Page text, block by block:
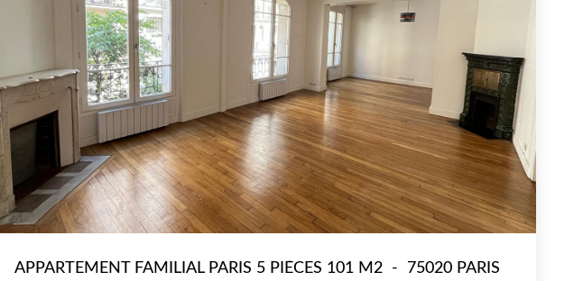
APPARTEMENT FAMILIAL PARIS 5 PIÈCES 101 M2 - 75020 PARIS